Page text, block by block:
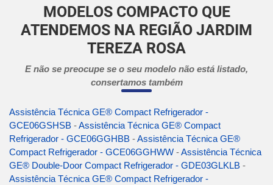
MODELOS COMPACTO QUE
ATENDEMOS NA REGIÃO JARDIM
TEREZA ROSA
E não se preocupe se o seu modelo não está listado,
consertamos também
Assistência Técnica GE® Compact Refrigerador -
GCE06GSHSB -Assistência Técnica GE® Compact
Refrigerador - GCE06GGHBB -Assistência Técnica GE®
Compact Refrigerador - GCE06GGHWW -Assistência Técnica
GE® Double-Door Compact Refrigerador - GDE03GLKLB -
Assistência Técnica GE® Compact Refrigerador -